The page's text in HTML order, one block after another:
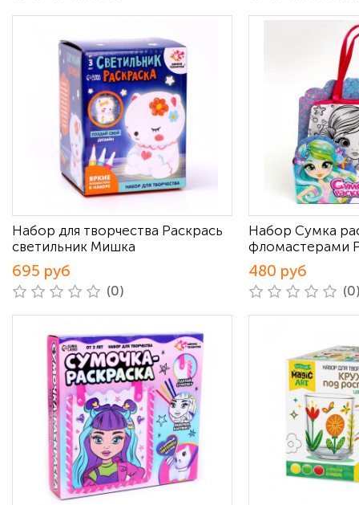
Набор для творчества Раскрась
светильник Мишка
695 руб
(0)
Набор Сумка
фломастерами
480 руб